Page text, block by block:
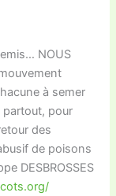
NOUS
à semer
partout, pour
des
de poisons
DESBROSSES